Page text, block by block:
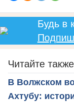
Будь в
Читайте
В Волжском
Ахтубу: